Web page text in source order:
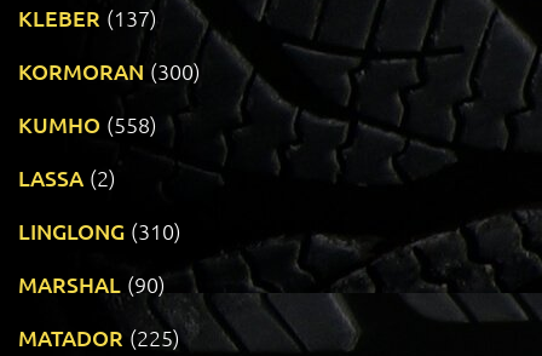
KLEBER (137)
KORMORAN (300)
KUMHO (558)
LASSA (2)
LINGLONG (310)
MARSHAL (90)
MATADOR (225)